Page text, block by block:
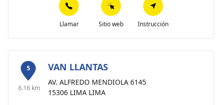
Llamar Sitio web Instrucción
5
6.16 km
VAN LLANTAS
AV. ALFREDO MENDIOLA 6145
15306 LIMA LIMA